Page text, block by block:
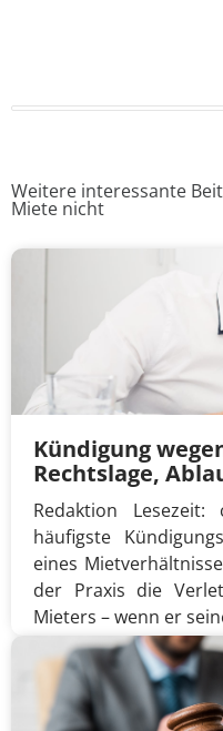
Weitere interessante
Miete nicht
Kündigung
Rechtslage,
Redaktion
häufigste
eines
der Praxis die
Mieters – wenn er